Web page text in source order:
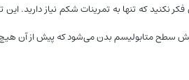
نکنید که تنها به تمرینات شکم نیاز دارید.
سطح متابولیسم بدن می‌شود که پیش از آن